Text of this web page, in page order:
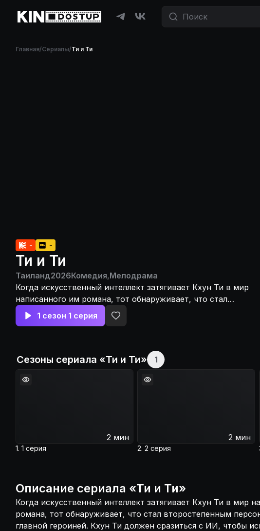
Главная/Сериалы/Ти и Ти
- -
Ти и Ти
Таиланд2026Комедия,Мелодрама
Когда искусственный интеллект затягивает Кхун Ти в мир
написанного им романа, тот обнаруживает, что стал
второстепенным персонажем, а Пич — главной героиней.
должен сразиться с ИИ, чтобы исправить сюжет, вернуть
1 сезон 1 серия
Сезоны сериала «Ти и Ти» 1
2 мин
1. 1 серия
2 мин
2. 2 серия
Описание сериала «Ти и Ти»
Когда искусственный интеллект затягивает Кхун Ти в мир
романа, тот обнаруживает, что стал второстепенным
главной героиней. Кхун Ти должен сразиться с ИИ, чтобы